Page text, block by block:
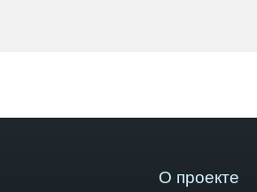
О проекте